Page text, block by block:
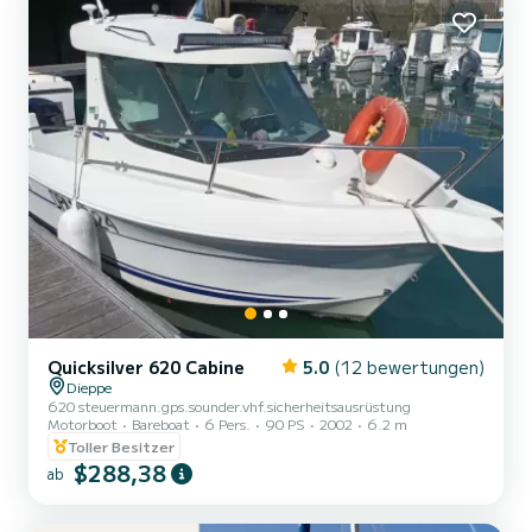
und Sicherheitseinweisung inklusive. Reservierungen...
Quicksilver 620 Cabine 5.0 (12 bewertungen)
Dieppe
620 steuermann.gps.sounder.vhf.sicherheitsausrüstung
Motorboot
Bareboat 6 Pers. 90 PS 2002
6.2 m
Toller Besitzer
ab $288,38